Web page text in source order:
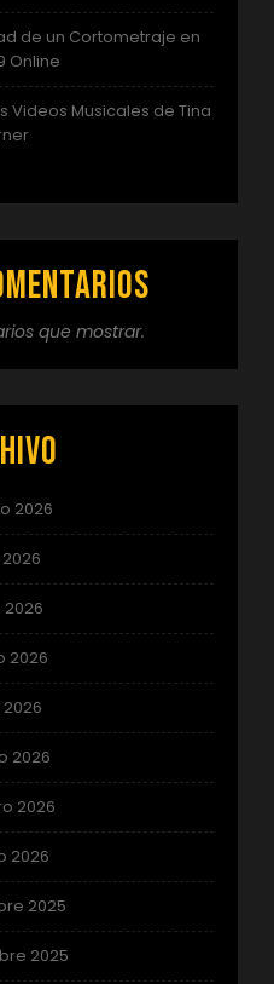
de un Cortometraje en
Online
Videos Musicales de Tina
que mostrar.
2026
2026
2026
2026
2026
2026
2025
2025